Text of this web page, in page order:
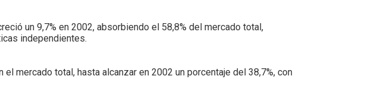
un 9,7% en 2002, absorbiendo el 58,8% del mercado total,
independientes.
mercado total, hasta alcanzar en 2002 un porcentaje del 38,7%, con